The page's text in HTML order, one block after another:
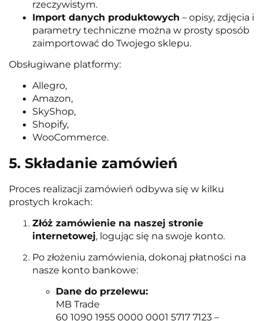
rzeczywistym.
Import danych produktowych – opisy, zdjęcia i
parametry techniczne można w prosty sposób
zaimportować do Twojego sklepu.
Obsługiwane platformy:
Allegro,
Amazon,
SkyShop,
Shopify,
WooCommerce.
5. Składanie zamówień
Proces realizacji zamówień odbywa się w kilku
prostych krokach:
Złóż zamówienie na naszej stronie
internetowej, logując się na swoje konto.
Po złożeniu zamówienia, dokonaj płatności na
nasze konto bankowe:
Dane do przelewu:
MB Trade
60 1090 1955 0000 0001 5717 7123 –